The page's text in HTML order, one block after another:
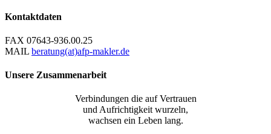
Kontaktdaten
FAX 07643-936.00.25
MAIL beratung(at)afp-makler.de
Unsere Zusammenarbeit
Verbindungen die auf Vertrauen
und Aufrichtigkeit wurzeln,
wachsen ein Leben lang.